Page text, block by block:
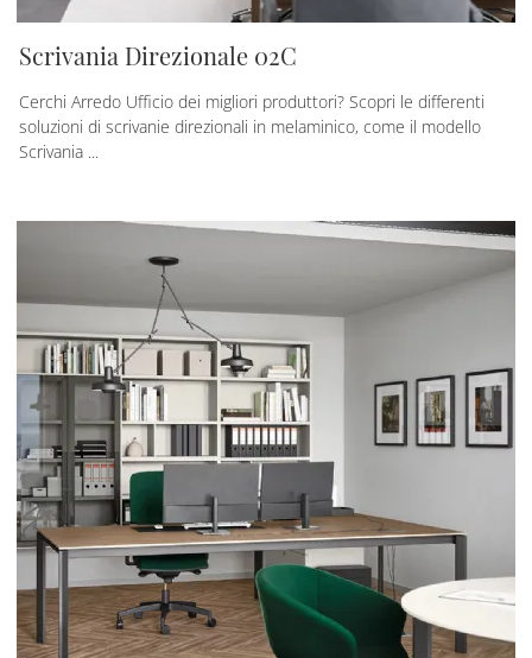
Scrivania Direzionale 02C
Cerchi Arredo Ufficio dei migliori produttori? Scopri le differenti
soluzioni di scrivanie direzionali in melaminico, come il modello
Scrivania ...